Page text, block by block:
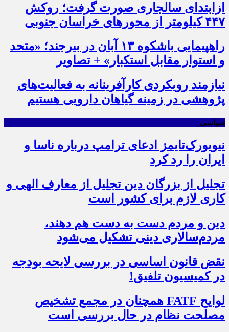
ازابتدای سالجاری صورت گرفت؛ روکش
۴۴۷ کیلومتر از محورهای خراسان جنوبی
راهپیمایی باشکوه ۱۳ آبان در بیرجند؛ «متحد
و استوار مقابل استکبار» + تصاویر
نیازمند رویکردی کارآفرینانه به فعالیت‌های
پژوهشی در زمینه گیاهان دارویی هستیم
سیاسی
نیویورک‌تایمز ادعای ترامپ درباره ناسا و
ایران را رد کرد
تجلیل از بزرگان دین تجلیل از معارف الهی و
کاری لازم برای کشور است
دین و مردم دست به‌ دست هم دهند،
مردم‌سالاری دینی تشکیل می‌شود
نقض قانون اساسی در بررسی لایحه بودجه
در کمیسیون تلفیق!
لوایح FATF همچنان در مجمع تشخیص
مصلحت نظام در حال بررسی است